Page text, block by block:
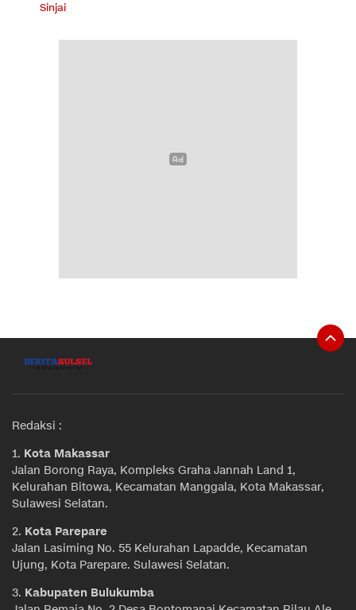
Sinjai
Redaksi :
1. Kota Makassar
Jalan Borong Raya, Kompleks Graha Jannah Land 1,
Kelurahan Bitowa, Kecamatan Manggala, Kota Makassar,
Sulawesi Selatan.
2. Kota Parepare
Jalan Lasiming No. 55 Kelurahan Lapadde, Kecamatan
Ujung, Kota Parepare. Sulawesi Selatan.
3. Kabupaten Bulukumba